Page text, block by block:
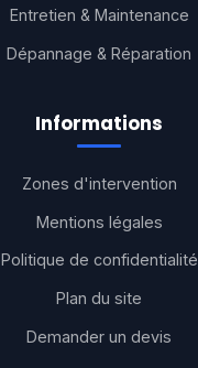
Entretien & Maintenance
Dépannage & Réparation
Informations
Zones d'intervention
Mentions légales
Politique de confidentialité
Plan du site
Demander un devis